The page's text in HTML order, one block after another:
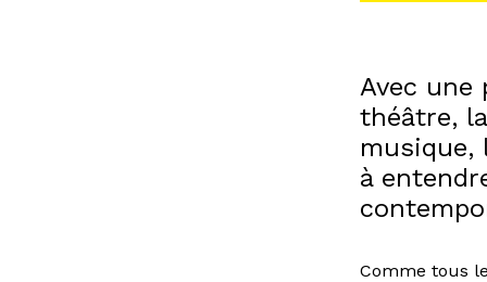
Avec
théâtre,
musique,
à
Comme tous